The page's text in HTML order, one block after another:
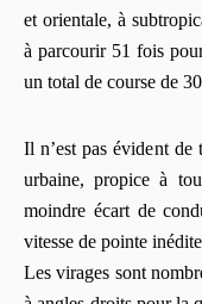
et orientale, à
à parcourir 51 fois
un total de course de
Il n’est pas évident de
urbaine, propice à
moindre écart de
vitesse de pointe
Les virages sont